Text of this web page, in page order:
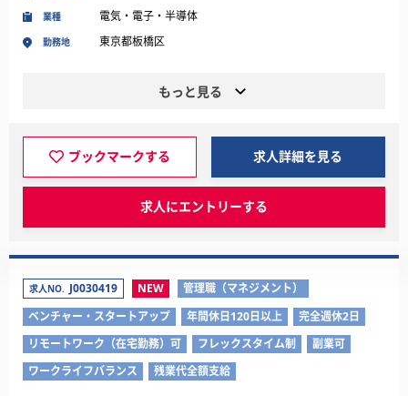
業種 電気・電子・半導体
勤務地 東京都板橋区
もっと見る
ブックマークする 求人詳細を見る
求人にエントリーする
求人NO. J0030419 NEW
管理職（マネジメント）
ベンチャー・スタートアップ
年間休日120日以上
完全週休2日
リモートワーク（在宅勤務）可
フレックスタイム制
副業可
ワークライフバランス
残業代全額支給